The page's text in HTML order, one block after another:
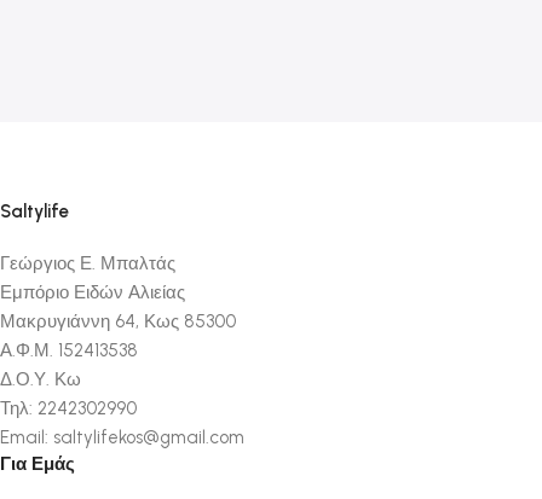
Saltylife
Γεώργιος Ε. Μπαλτάς
Εμπόριο Ειδών Αλιείας
Μακρυγιάννη 64, Κως 85300
Α.Φ.Μ. 152413538
Δ.Ο.Υ. Κω
Τηλ: 2242302990
Email: saltylifekos@gmail.com
Για Εμάς